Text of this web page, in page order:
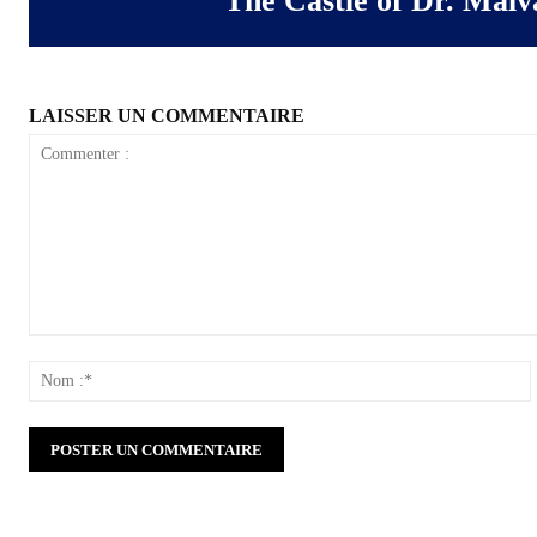
LAISSER UN COMMENTAIRE